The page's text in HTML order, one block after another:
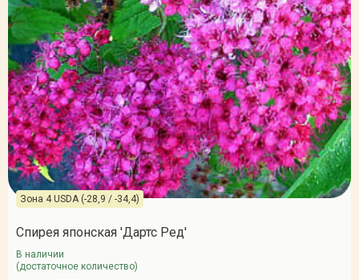
Зона 4 USDA (-28,9 / -34,4)
Спирея японская 'Дартс Ред'
В наличии
(достаточное количество)